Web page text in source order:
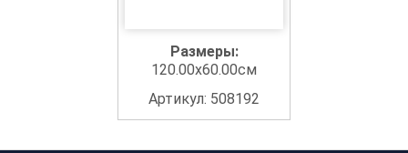
Размеры:
120.00x60.00см
Артикул: 508192